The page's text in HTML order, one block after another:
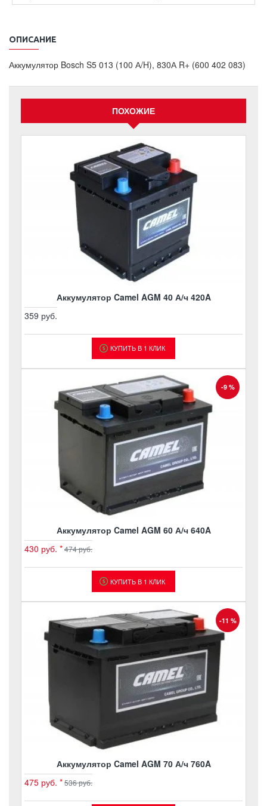
ОПИСАНИЕ
Аккумулятор Bosch S5 013 (100 А/H), 830А R+ (600 402 083)
ПОХОЖИЕ
Аккумулятор Camel AGM 40 А/ч 420A
359 руб.
КУПИТЬ В 1 КЛИК
-9 %
Аккумулятор Camel AGM 60 А/ч 640A
430 руб. *474 руб.
КУПИТЬ В 1 КЛИК
-11 %
Аккумулятор Camel AGM 70 А/ч 760A
475 руб. *536 руб.